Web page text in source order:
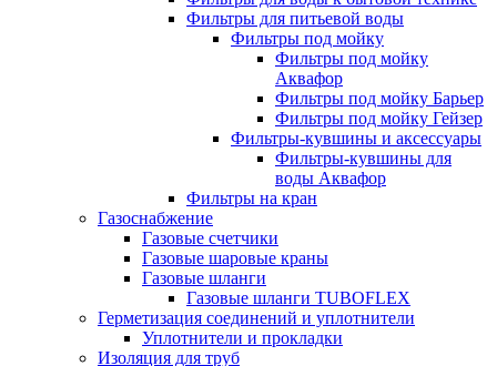
Фильтры для питьевой воды
Фильтры под мойку
Фильтры под мойку
Аквафор
Фильтры под мойку Барьер
Фильтры под мойку Гейзер
Фильтры-кувшины и аксессуары
Фильтры-кувшины для
воды Аквафор
Фильтры на кран
Газоснабжение
Газовые счетчики
Газовые шаровые краны
Газовые шланги
Газовые шланги TUBOFLEX
Герметизация соединений и уплотнители
Уплотнители и прокладки
Изоляция для труб